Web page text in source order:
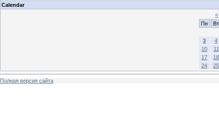
Calendar
«
Пн
Вт
3
4
10
11
17
18
24
25
Полная версия сайта